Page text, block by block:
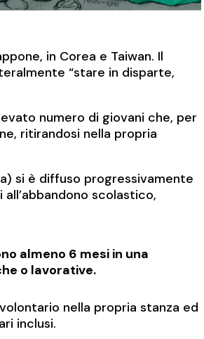
in Corea e Taiwan. Il
“stare in disparte,
numero di giovani che, per
ritirandosi nella propria
si è diffuso progressivamente
scolastico,
almeno 6 mesi in una
o lavorative.
nella propria stanza ed
inclusi.